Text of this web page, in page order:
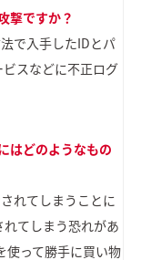
撃ですか？
で入手したIDとパ
スなどに不正ログ
はどのようなもの
れてしまうことに
てしまう恐れがあ
使って勝手に買い物